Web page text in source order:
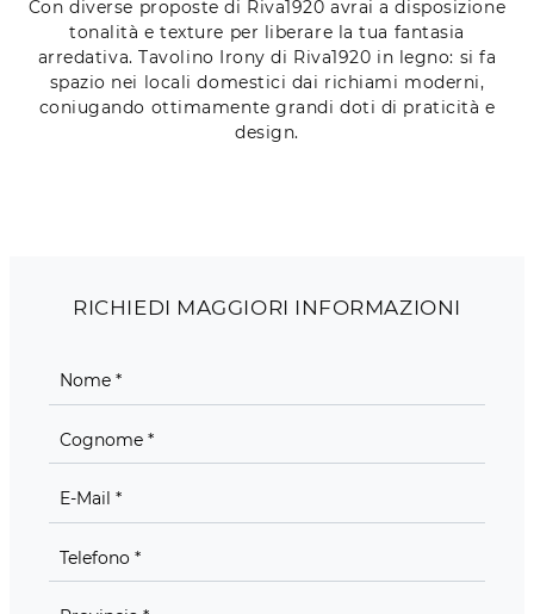
Con diverse proposte di Riva1920 avrai a disposizione
tonalità e texture per liberare la tua fantasia
arredativa. Tavolino Irony di Riva1920 in legno: si fa
spazio nei locali domestici dai richiami moderni,
coniugando ottimamente grandi doti di praticità e
design.
RICHIEDI MAGGIORI INFORMAZIONI